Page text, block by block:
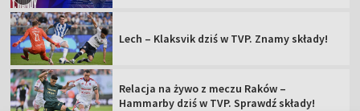
Lech – Klaksvik dziś w TVP. Znamy składy!
Relacja na żywo z meczu Raków –
Hammarby dziś w TVP. Sprawdź składy!